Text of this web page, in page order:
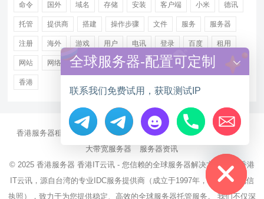
命令 国外 域名 存储 安装 客户端 小米 德讯
托管 提供商 搭建 操作步骤 文件 服务 服务器
注册 海外 游戏 用户 电讯 登录 百度 租用
网站 网络 腾讯 虚拟主机 证书 配置 阿里
香港
香港服务器租用 海外CN2服务器 站群多IP服务器
海外云服务器
大带宽服务器
服务器资讯
© 2025 香港服务器 香港IT云讯 - 您信赖的全球服务器解决方案伙伴 香港
IT云讯，源自台湾的专业IDC服务提供商（成立于1997年，持有NCC电信
执照），致力于为您提供稳定、高效的全球服务器托管服务。 我们不仅深
Hide chaty
全球服务器-配置可定制
联系我们免费试用，获取测试IP